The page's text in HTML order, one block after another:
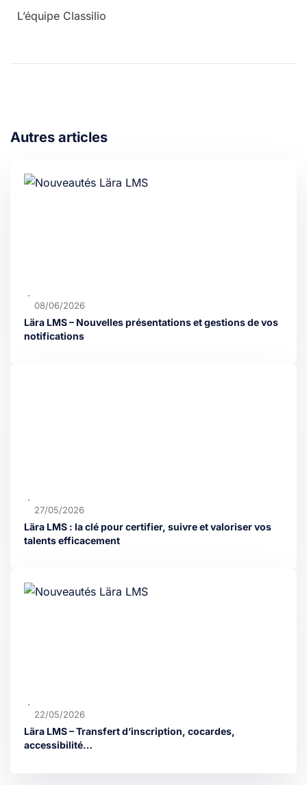
L’équipe Classilio
Autres articles
08/06/2026
Lära LMS – Nouvelles présentations et gestions de vos
notifications
27/05/2026
Lära LMS : la clé pour certifier, suivre et valoriser vos
talents efficacement
22/05/2026
Lära LMS – Transfert d’inscription, cocardes,
accessibilité…